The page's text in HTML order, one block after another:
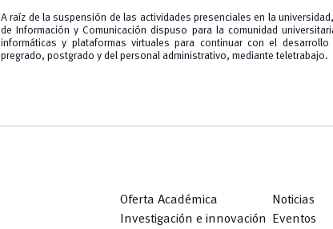
A raíz de la suspensión de las actividades presenciales en la
de Información y Comunicación dispuso para la comunidad
informáticas y plataformas virtuales para continuar con el
pregrado, postgrado y del personal administrativo, mediante teletrabajo.
Oferta Académica
Investigación e innovación
Noticias
Eventos